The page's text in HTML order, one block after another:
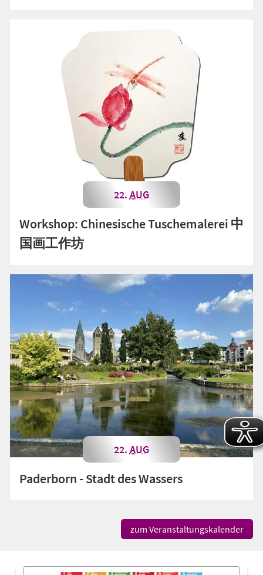
Workshop: Chinesische Tuschemalerei 中
国画工作坊
22. AUG
Paderborn - Stadt des Wassers
22. AUG
zum Veranstaltungskalender